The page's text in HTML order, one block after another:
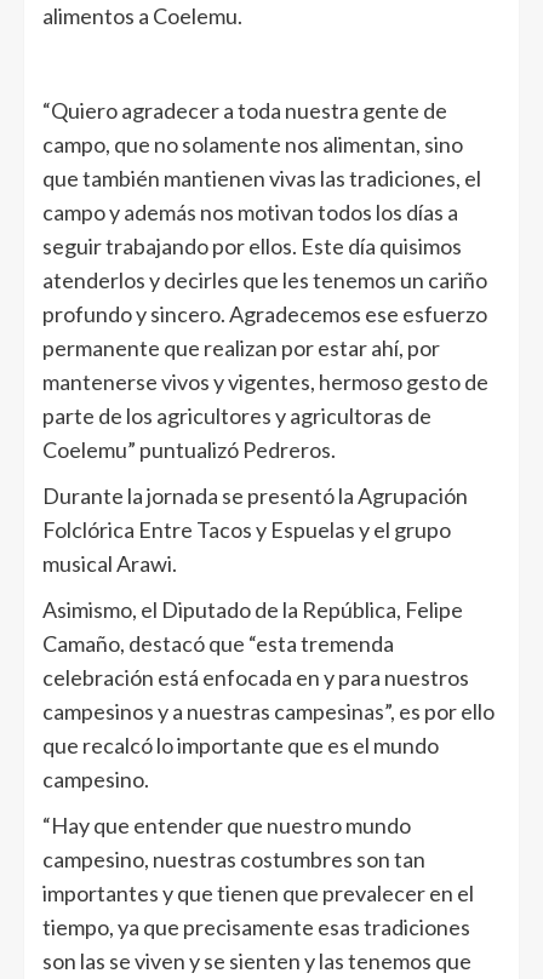
alimentos a Coelemu.
“Quiero agradecer a toda nuestra gente de
campo, que no solamente nos alimentan, sino
que también mantienen vivas las tradiciones, el
campo y además nos motivan todos los días a
seguir trabajando por ellos. Este día quisimos
atenderlos y decirles que les tenemos un cariño
profundo y sincero. Agradecemos ese esfuerzo
permanente que realizan por estar ahí, por
mantenerse vivos y vigentes, hermoso gesto de
parte de los agricultores y agricultoras de
Coelemu” puntualizó Pedreros.
Durante la jornada se presentó la Agrupación
Folclórica Entre Tacos y Espuelas y el grupo
musical Arawi.
Asimismo, el Diputado de la República, Felipe
Camaño, destacó que “esta tremenda
celebración está enfocada en y para nuestros
campesinos y a nuestras campesinas”, es por ello
que recalcó lo importante que es el mundo
campesino.
“Hay que entender que nuestro mundo
campesino, nuestras costumbres son tan
importantes y que tienen que prevalecer en el
tiempo, ya que precisamente esas tradiciones
son las se viven y se sienten y las tenemos que